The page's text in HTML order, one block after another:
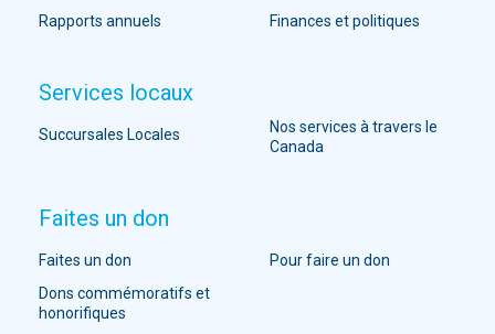
Rapports annuels Finances et politiques
Services locaux
Succursales Locales
Nos services à travers le
Canada
Faites un don
Faites un don
Pour faire un don
Dons commémoratifs et
honorifiques